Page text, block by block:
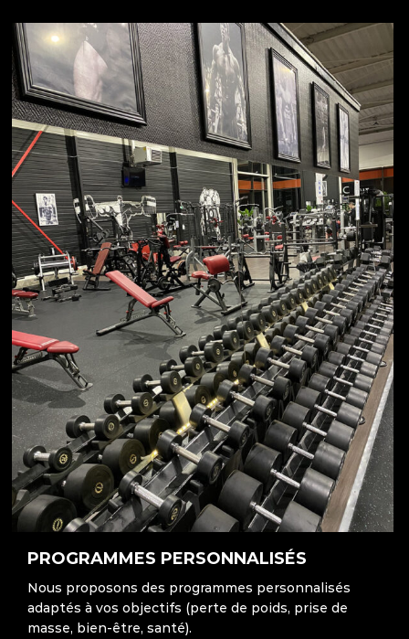
VOTRE CLUB DE
SPORT ÀFAMECK
Dans votre salle BodyFasth profitez d'un accès 7j/7j
et 365 jours/an.
Ouverte de 8h à 22h30 du Lundi au Vendredi et de
8h à 18h les week-ends et jours fériés.
COACHING PERSONNALISÉS
Présence permanente d'un coach diplômé en salle
pour vous assister en cas de besoin.
PROGRAMMES PERSONNALISÉS
Nous proposons des programmes personnalisés
adaptés à vos objectifs (perte de poids, prise de
masse, bien-être, santé).